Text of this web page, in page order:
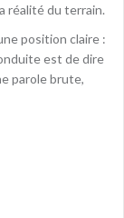
réalité du terrain.
position claire :
est de dire
parole brute,